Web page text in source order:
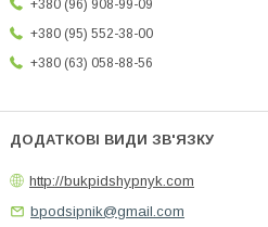
+380 (96) 908-99-09
+380 (95) 552-38-00
+380 (63) 058-88-56
http://bukpidshypnyk.com
bpodsipnik@gmail.com